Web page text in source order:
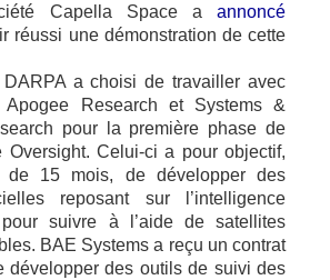
Capella Space a annoncé
réussi une démonstration de cette
a choisi de travailler avec
Apogee Research et Systems &
pour la première phase de
Oversight. Celui-ci a pour objectif,
15 mois, de développer des
reposant sur l’intelligence
suivre à l’aide de satellites
BAE Systems a reçu un contrat
développer des outils de suivi des